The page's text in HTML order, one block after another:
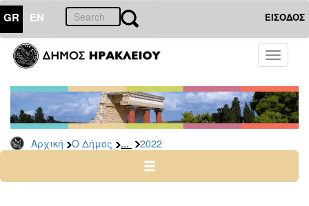
GR EN ΕΙΣΟΔΟΣ
Toggle
Αρχική Ο Δήμος ... 2022
ΔΗΜΟΣ
Δελτία
Τύπου
Αρχείο
2026
2024